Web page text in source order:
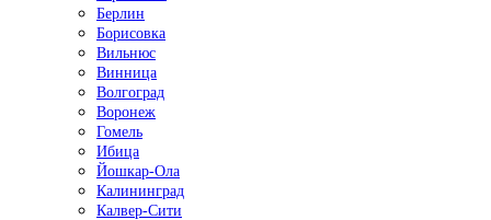
Берлин
Борисовка
Вильнюс
Винница
Волгоград
Воронеж
Гомель
Ибица
Йошкар-Ола
Калининград
Калвер-Сити